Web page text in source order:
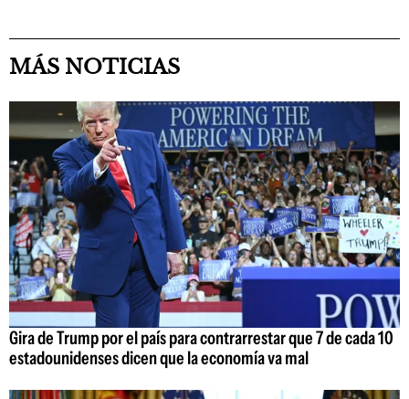
MÁS NOTICIAS
Gira de Trump por el país para contrarrestar que 7 de cada 10
estadounidenses dicen que la economía va mal